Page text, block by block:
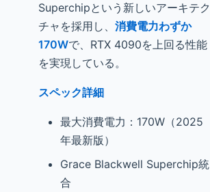
Superchipという新しいアーキテク
チャを採用し、 消費電力わずか
170Wで、RTX 4090を上回る性能
を実現している。
スペック詳細
最大消費電力：170W（2025
年最新版）
Grace Blackwell Superchip統
合